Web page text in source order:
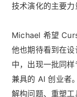
技术演化的主要力
Michael 希望
他也期待看到在
中，出现一批同
兼具的 AI 创业者
解构问题、重塑工